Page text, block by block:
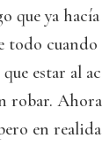
que ya
todo cuando
estar al
robar.
en